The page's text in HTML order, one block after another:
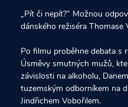
„Pít či nepít?” Možnou
dánského režiséra Thomase
Po filmu proběhne debata s
Úsměvy smutných mužů,
závislosti na alkoholu,
tuzemským odborníkem na
Jindřichem Vobořilem.